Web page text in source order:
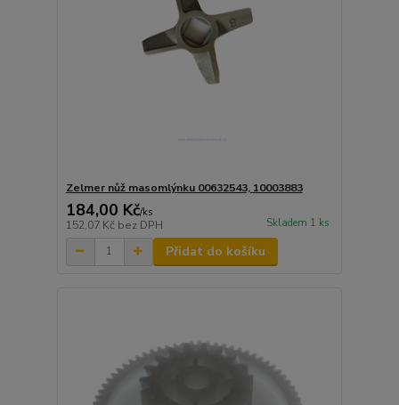
Zelmer nůž masomlýnku 00632543, 10003883
184,00 Kč/ks
152,07 Kč bez DPH Skladem 1 ks
Přidat do košíku